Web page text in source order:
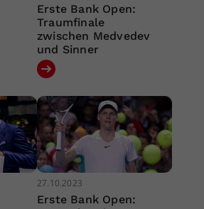
Erste Bank Open:
Traumfinale
zwischen Medvedev
und Sinner
27.10.2023
Erste Bank Open: